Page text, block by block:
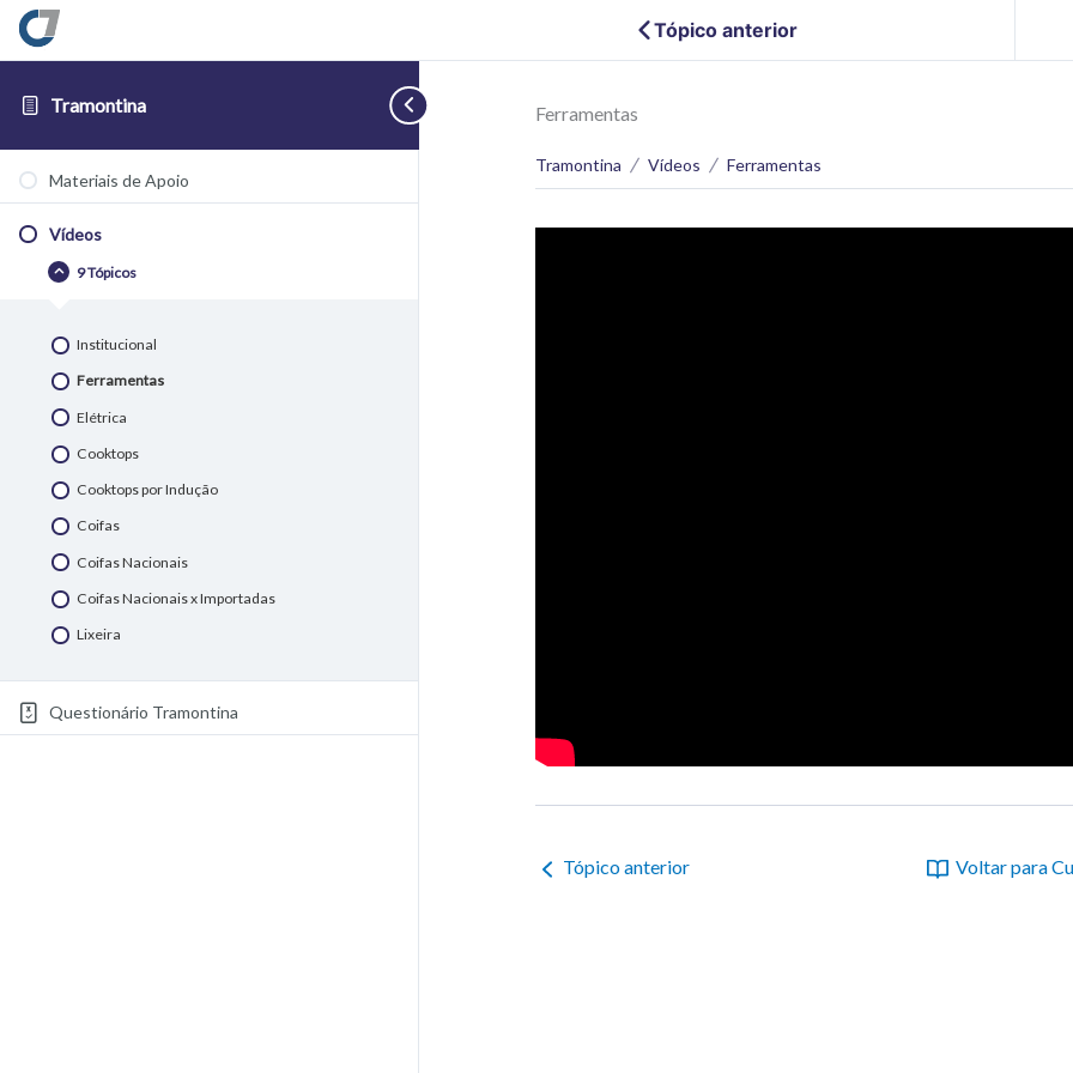
Tramontina
Materiais de Apoio
Vídeos
9 Tópicos
Institucional
Ferramentas
Elétrica
Cooktops
Cooktops por Indução
Coifas
Coifas Nacionais
Coifas Nacionais x Importadas
Lixeira
Questionário Tramontina
Tópico anterior
Ferramentas
Tramontina Vídeos Ferramentas
Tópico anterior Voltar para